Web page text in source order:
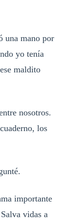
mano por
yo tenía
maldito
nosotros.
los
importante
vidas a